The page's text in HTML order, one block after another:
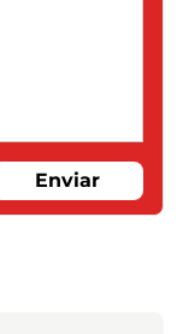
Enviar